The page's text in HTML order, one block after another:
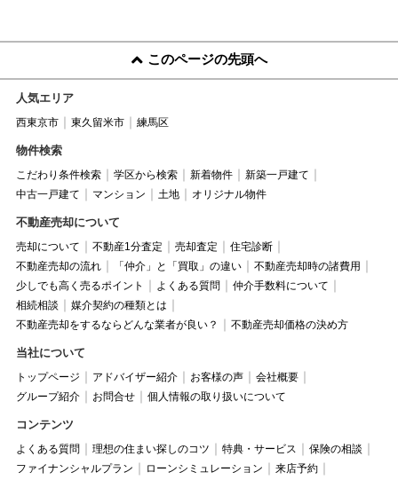
このページの先頭へ
人気エリア
西東京市 東久留米市 練馬区
物件検索
こだわり条件検索 学区から検索 新着物件
新築一戸建て
中古一戸建て
マンション 土地 オリジナル物件
不動産売却について
売却について 不動産1分査定 売却査定
住宅診断
不動産売却の流れ
「仲介」と「買取」の違い
不動産売却時の諸費用
少しでも高く売るポイント
よくある質問
仲介手数料について
相続相談
媒介契約の種類とは
不動産売却をするならどんな業者が良い？
不動産売却価格の決め方
当社について
トップページ アドバイザー紹介 お客様の声
会社概要
グループ紹介
お問合せ 個人情報の取り扱いについて
コンテンツ
よくある質問 理想の住まい探しのコツ 特典・サービス
保険の相談
ファイナンシャルプラン
ローンシミュレーション
来店予約